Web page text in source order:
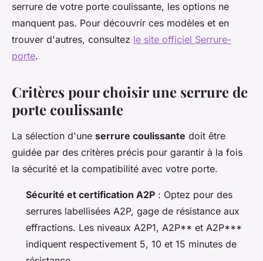
serrure de votre porte coulissante, les options ne
manquent pas. Pour découvrir ces modèles et en
trouver d'autres, consultez le site officiel Serrure-
porte.
Critères pour choisir une serrure de
porte coulissante
La sélection d'une serrure coulissante doit être
guidée par des critères précis pour garantir à la fois
la sécurité et la compatibilité avec votre porte.
Sécurité et certification A2P : Optez pour des
serrures labellisées A2P, gage de résistance aux
effractions. Les niveaux A2P1, A2P** et A2P***
indiquent respectivement 5, 10 et 15 minutes de